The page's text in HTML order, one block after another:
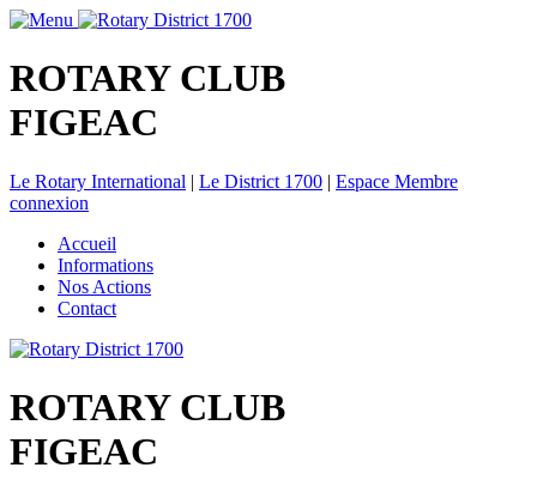
ROTARY CLUB
FIGEAC
Le Rotary International | Le District 1700 | Espace Membre
connexion
Accueil
Informations
Nos Actions
Contact
ROTARY CLUB
FIGEAC